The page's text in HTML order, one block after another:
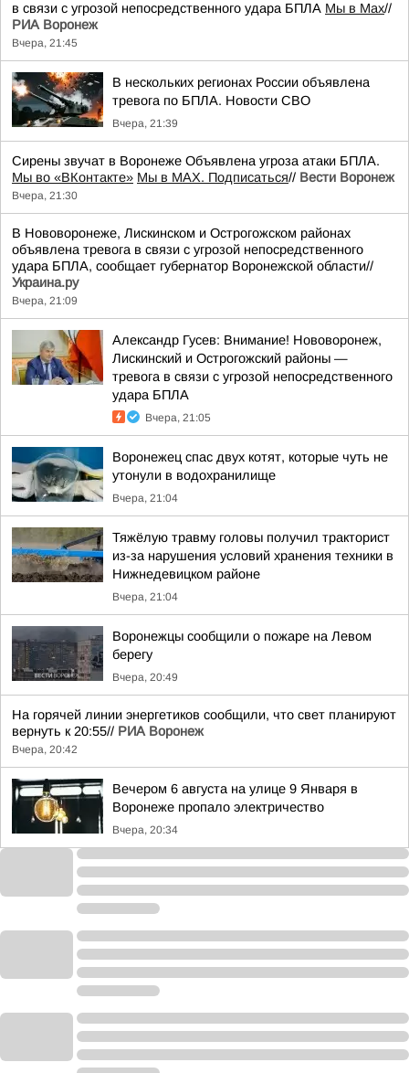
в связи с угрозой непосредственного удара БПЛА Мы в Мах//
РИА Воронеж
Вчера, 21:45
В нескольких регионах России объявлена
тревога по БПЛА. Новости СВО
Вчера, 21:39
Сирены звучат в Воронеже Объявлена угроза атаки БПЛА.
Мы во «ВКонтакте» Мы в MAX. Подписаться// Вести Воронеж
Вчера, 21:30
В Нововоронеже, Лискинском и Острогожском районах
объявлена тревога в связи с угрозой непосредственного
удара БПЛА, сообщает губернатор Воронежской области//
Украина.ру
Вчера, 21:09
Александр Гусев: Внимание! Нововоронеж,
Лискинский и Острогожский районы —
тревога в связи с угрозой непосредственного
удара БПЛА
Вчера, 21:05
Воронежец спас двух котят, которые чуть не
утонули в водохранилище
Вчера, 21:04
Тяжёлую травму головы получил тракторист
из-за нарушения условий хранения техники в
Нижнедевицком районе
Вчера, 21:04
Воронежцы сообщили о пожаре на Левом
берегу
Вчера, 20:49
На горячей линии энергетиков сообщили, что свет планируют
вернуть к 20:55// РИА Воронеж
Вчера, 20:42
Вечером 6 августа на улице 9 Января в
Воронеже пропало электричество
Вчера, 20:34